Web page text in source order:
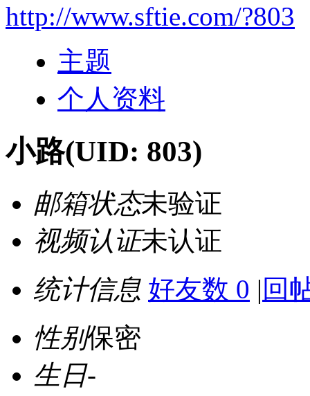
http://www.sftie.com/?803
主题
个人资料
小路(UID: 803)
邮箱状态未验证
视频认证未认证
统计信息 好友数 0 | 回
性别保密
生日-